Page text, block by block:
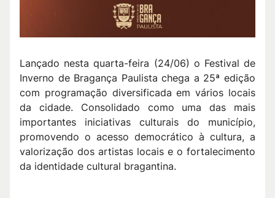
Lançado nesta quarta-feira (24/06) o Festival de
Inverno de Bragança Paulista chega a 25ª edição
com programação diversificada em vários locais
da cidade. Consolidado como uma das mais
importantes iniciativas culturais do município,
promovendo o acesso democrático à cultura, a
valorização dos artistas locais e o fortalecimento
da identidade cultural bragantina.